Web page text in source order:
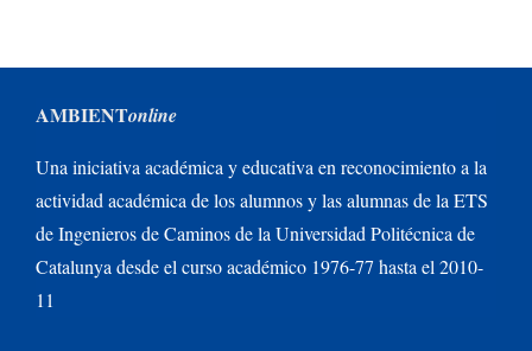
AMBIENTonline
Una iniciativa académica y educativa en reconocimiento a la
actividad académica de los alumnos y las alumnas de la ETS
de Ingenieros de Caminos de la Universidad Politécnica de
Catalunya desde el curso académico 1976-77 hasta el 2010-
11